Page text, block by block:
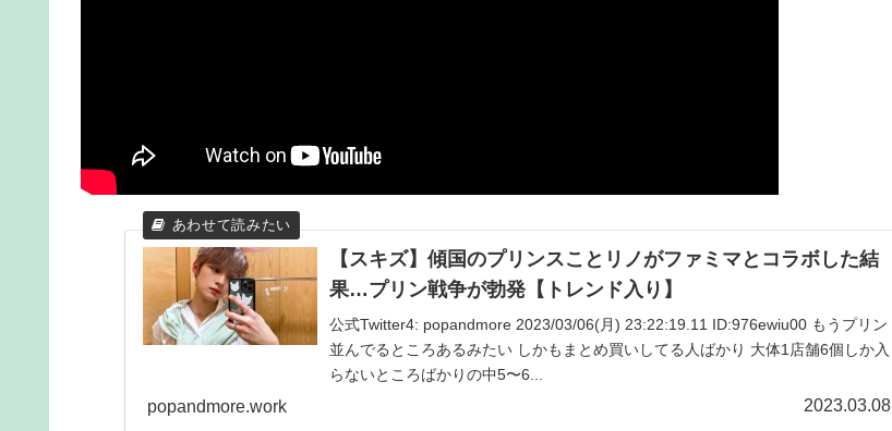
【スキズ】傾国のプリンスことリノがファミマとコラボした結
果…プリン戦争が勃発【トレンド入り】
公式Twitter4: popandmore 2023/03/06(月) 23:22:19.11 ID:976ewiu00 もうプリン
並んでるところあるみたい しかもまとめ買いしてる人ばかり 大体1店舗6個しか入
らないところばかりの中5〜6...
popandmore.work 2023.03.08